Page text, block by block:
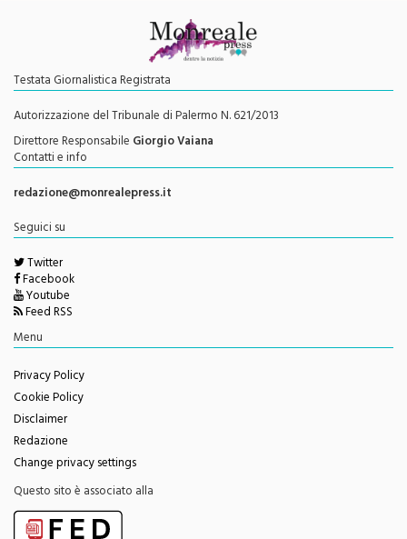
Testata Giornalistica Registrata
Autorizzazione del Tribunale di Palermo N. 621/2013
Direttore ResponsabileGiorgio Vaiana
Contatti e info
redazione@monrealepress.it
Seguici su
Twitter
Facebook
Youtube
Feed RSS
Privacy Policy
Cookie Policy
Disclaimer
Redazione
Change privacy settings
Questo sito è associato alla